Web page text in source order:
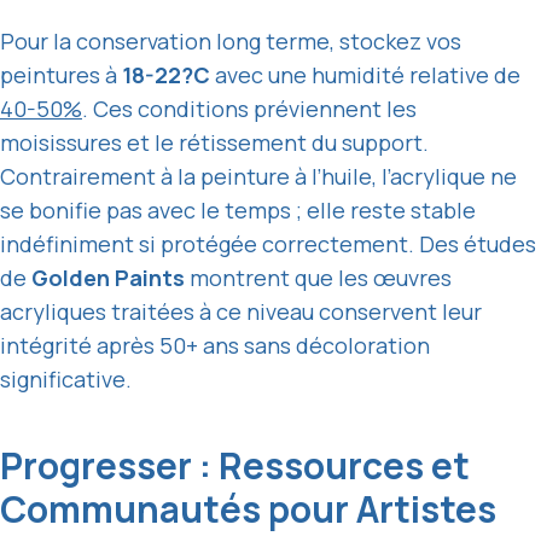
Pour la conservation long terme, stockez vos
peintures à 18-22?C avec une humidité relative de
40-50%. Ces conditions préviennent les
moisissures et le rétissement du support.
Contrairement à la peinture à l’huile, l’acrylique ne
se bonifie pas avec le temps ; elle reste stable
indéfiniment si protégée correctement. Des études
de Golden Paints montrent que les œuvres
acryliques traitées à ce niveau conservent leur
intégrité après 50+ ans sans décoloration
significative.
Progresser : Ressources et
Communautés pour Artistes